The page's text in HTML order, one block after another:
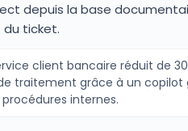
depuis la base
du ticket.
client bancaire réduit de 30
traitement grâce à un copilot
internes.